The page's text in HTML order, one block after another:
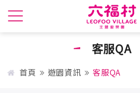
客服QA
首頁 遊園資訊 客服QA